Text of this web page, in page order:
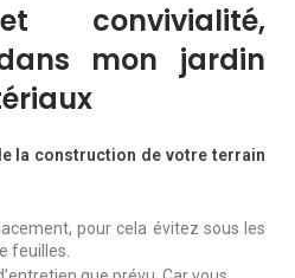
convivialité,
mon jardin
la construction de votre terrain
pour cela évitez sous les
feuilles.